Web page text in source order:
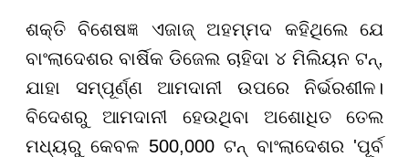
ଶକ୍ତି ବିଶେଷଜ୍ଞ ଏଜାଜ୍ ଅହମ୍ମଦ କହିଥିଲେ ଯେ
ବାଂଲାଦେଶର ବାର୍ଷିକ ଡିଜେଲ ଚାହିଦା ୪ ମିଲିୟନ ଟନ୍,
ଯାହା ସମ୍ପୂର୍ଣ୍ଣ ଆମଦାନୀ ଉପରେ ନିର୍ଭରଶୀଳ।
ବିଦେଶରୁ ଆମଦାନୀ ହେଉଥିବା ଅଶୋଧିତ ତେଲ
ମଧ୍ୟରୁ କେବଳ 500,000 ଟନ୍ ବାଂଲାଦେଶର 'ପୂର୍ବ